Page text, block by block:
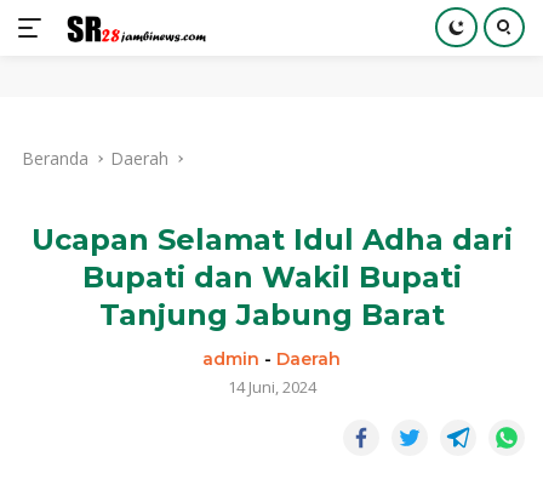
kontenBeranda Daerah
Ucapan Selamat Idul Adha dari
Bupati dan Wakil Bupati
Tanjung Jabung Barat
admin - Daerah
14 Juni, 2024